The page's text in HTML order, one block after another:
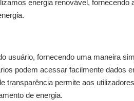
energia renovável, fornecendo
usuário, fornecendo uma maneira
podem acessar facilmente dados
transparência permite aos
de energia.